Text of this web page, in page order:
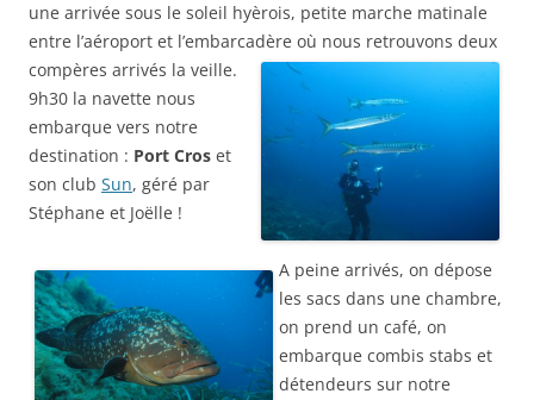
une arrivée sous le soleil hyèrois, petite marche matinale
entre l’aéroport et l’embarcadère où nous retrouvons deux
compères arrivés la veille.
9h30 la navette nous
embarque vers notre
destination : Port Cros et
son club Sun, géré par
Stéphane et Joëlle !
A peine arrivés, on dépose
les sacs dans une chambre,
on prend un café, on
embarque combis stabs et
détendeurs sur notre